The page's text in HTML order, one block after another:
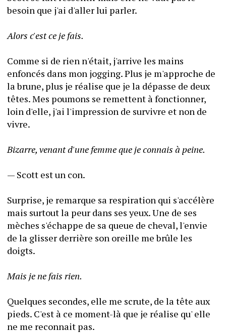
besoin que j'ai d'aller lui parler.
Alors c'est ce je fais.
Comme si de rien n'était, j'arrive les mains
enfoncés dans mon jogging. Plus je m'approche de
la brune, plus je réalise que je la dépasse de deux
têtes. Mes poumons se remettent à fonctionner,
loin d'elle, j'ai l'impression de survivre et non de
vivre.
— Scott est un con.
Surprise, je remarque sa respiration qui s'accélère
mais surtout la peur dans ses yeux. Une de ses
mèches s'échappe de sa queue de cheval, l'envie
de la glisser derrière son oreille me brûle les
doigts.
Mais je ne fais rien.
Quelques secondes, elle me scrute, de la tête aux
pieds. C'est à ce moment-là que je réalise qu' elle
ne me reconnait pas.